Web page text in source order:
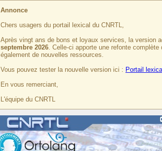
Annonce
Chers usagers du portail lexical du CNRTL,
Après vingt ans de bons et loyaux services, la version
septembre 2026. Celle-ci apporte une refonte
également de nouvelles ressources.
Vous pouvez tester la nouvelle version ici : Portail
En vous remerciant,
L'équipe du CNRTL